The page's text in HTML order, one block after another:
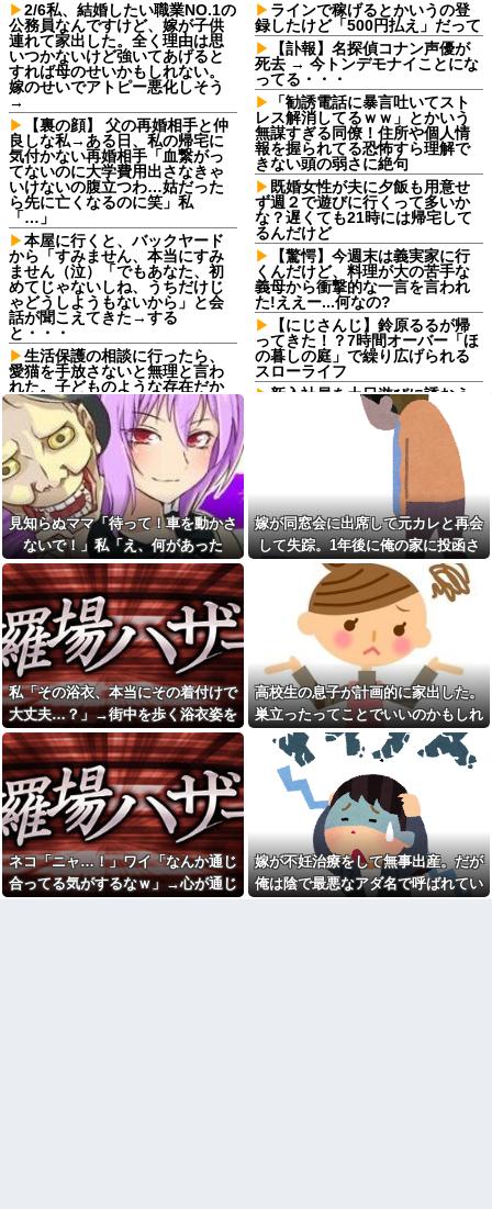
2/6私、結婚したい職業NO.1の
公務員なんですけど、嫁が子供
連れて家出した。全く理由は思
いつかないけど強いてあげると
すれば母のせいかもしれない。
嫁のせいでアトピー悪化しそう
→
【裏の顔】 父の再婚相手と仲
良しな私→ある日、私の帰宅に
気付かない再婚相手「血繋がっ
てないのに大学費用出さなきゃ
いけないの腹立つわ…姑だった
ら先に亡くなるのに笑」私
「…」
本屋に行くと、バックヤード
から「すみません、本当にすみ
ません（泣）「でもあなた、初
めてじゃないしね、うちだけじ
ゃどうしようもないから」と会
話が聞こえてきた→する
と・・・
生活保護の相談に行ったら、
愛猫を手放さないと無理と言わ
れた。子どものような存在だか
ら手放すのは絶対に考えられな
い・・・
4/6私、結婚したい職業NO.1の
公務員なんですけど、嫁が子供
連れて家出した。全く理由は思
いつかないけど強いてあげると
すれば母のせいかもしれない。
嫁のせいでアトピー悪化しそう
→
停車中に二人の子供を乗せた
ヤンママに自転車ぶつけられ
た。ヤンママ「おめーふざけん
なよっ！ぶつかってんじゃねー
よ！弁償してもらうかんな！」...
アラフィフで同い年の友人Ａ
は旦那から突然離婚を突きつけ
られたらしい
彼と初めての夜。私「痛い！
どうしたの？」彼「実は俺、不
能なんだ…」→初めての夜に打
ち明けられた理由が衝撃的で…
母が友人の子供を引き取り姉
になった。でも父だけが姉へ理
不尽な要求ばかり押し付けてい
て…
30過ぎて初めてできた彼女と
付き合って2週間で別れた。初デ
ートで冷めるシーンが多すぎ
旦那に子供を預けて妹&姪っ子
達を遊びに連れて行って、一日
ラインで稼げるとかいうの登
録したけど「500円払え」だって
【訃報】名探偵コナン声優が
死去 → 今トンデモナイことにな
ってる・・・
「勧誘電話に暴言吐いてスト
レス解消してるｗｗ」とかいう
無謀すぎる同僚！住所や個人情
報を握られてる恐怖すら理解で
きない頭の弱さに絶句
既婚女性が夫に夕飯も用意せ
ず週２で遊びに行くって多いか
な？遅くても21時には帰宅して
るんだけど
【驚愕】今週末は義実家に行
くんだけど、料理が大の苦手な
義母から衝撃的な一言を言われ
た!ええー...何なの?
【にじさんじ】鈴原るるが帰
ってきた！？7時間オーバー「ほ
の暮しの庭」で繰り広げられる
スローライフ
新入社員を土日遊びに誘おう
と思ってるんやけど普通に飲み
とかでええんかな
「アニソン盆祭りで日本の品
格が落ちた」と酷評した元女
優、「あんたが品格を語るのか
よ！」と総ツッコミを食らって
しまい……
隣が着席して音量上げ始めた
時は渾身の「マジか…」が出る
よね他
ホス狂の嬢が金集めに必死な
のが丸分かりだったから「店外
で直に払ったら嬉しい？」って
聞いた結果⇒ｗｗ
【衝撃】嫁のために全て我慢
した結果→家購入計画が「地獄
の一幕」に…その理由が痛すぎ
るｗｗｗ
嫁「間男と再婚したい」俺
「慰謝料を払うなら離婚だ」→
ところが後日「やっぱり戻りた
い」と言い出して…
2/2妻が社内不倫してた。間男
に電話して不倫を認めさせる。
さて、これから汚物らには制裁
を受けてもらうのだが問題は証
拠がない事。一か八かで請求す
るか、それとも泣き寝入りする
か…
見知らぬママ「待って！車を動かさ
ないで！」私「え、何があった
の！？」→慌てて降りると園長先生
が激怒していて…
嫁が同窓会に出席して元カレと再会
して失踪。1年後に俺の家に投函さ
れたものがこれ...
私「その浴衣、本当にその着付けで
大丈夫…？」→街中を歩く浴衣姿を
見て、違和感ばかりが気になってし
まい…
高校生の息子が計画的に家出した。
巣立ったってことでいいのかもしれ
ないけど、なんか割り切れず...
ネコ「ニャ…！」ワイ「なんか通じ
合ってる気がするなｗ」→心が通じ
嫁が不妊治療をして無事出産。だが
俺は陰で最悪なアダ名で呼ばれてい